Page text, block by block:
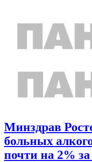
Минздрав
больных
почти на 2% за